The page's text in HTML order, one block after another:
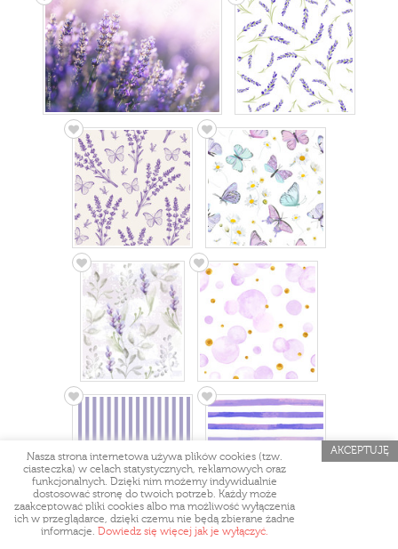
Nasza strona internetowa używa plików cookies (tzw.
ciasteczka) w celach statystycznych, reklamowych oraz
funkcjonalnych. Dzięki nim możemy indywidualnie
dostosować stronę do twoich potrzeb. Każdy może
zaakceptować pliki cookies albo ma możliwość wyłączenia
ich w przeglądarce, dzięki czemu nie będą zbierane żadne
informacje. Dowiedz się więcej jak je wyłączyć.
AKCEPTUJĘ